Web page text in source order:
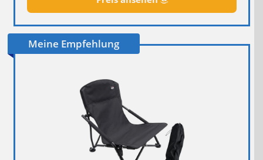
Meine Empfehlung